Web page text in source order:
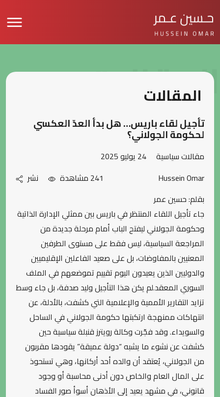
المقالات
المقالات
تأجيل لقاء باريس… هل بدأ العدّ العكسي
لحكومة الجولاني؟
مقالات سياسية
24 يوليو 2025
Hussein Omar
241 مشاهدة
نشر
بقلم: حسين عمر
جاء تأجيل اللقاء المنتظر في باريس بين ممثلي الإدارة الذاتية
وحكومة الجولاني ليفتح الباب أمام مرحلة جديدة من
المراجعة السياسية، ليس فقط على مستوى الطرفين
المعنيين بالمفاوضات، بل على صعيد الفاعلين الإقليميين
والدوليين الذين يعيدون اليوم تقييم تموضعهم في الملف
السوري المعقد.لم يكن هذا التأجيل وليد صدفة، بل جاء وسط
تزايد التقارير الأممية والإعلامية التي كشفت، بالأدلة، عن
انتهاكات ممنهجة ارتكبتها حكومة الجولاني في الساحل
والسويداء. وقد فجّرت وكالة رويترز قنبلة سياسية حين
كشفت عن نشوء ما يشبه “دولة عميقة” يقودها مقربون
من الجولاني، يُعتقد أن والده أحد أركانها، وهي تستحوذ
على المال العام والخاص دون أدنى محاسبة أو وجود
قانوني، في مشهد يعيد إلى الأذهان أسوأ صور الفساد